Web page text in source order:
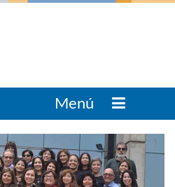
Menú